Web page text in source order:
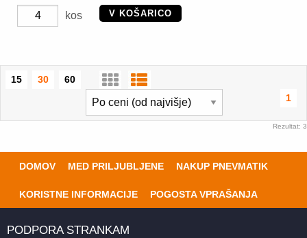
kos V KOŠARICO
15 30
60
1
Rezultat: 3
DOMOV MED PRILJUBLJENE NAKUP PNEVMATIK
KORISTNE INFORMACIJE POGOSTA VPRAŠANJA
PODPORA STRANKAM